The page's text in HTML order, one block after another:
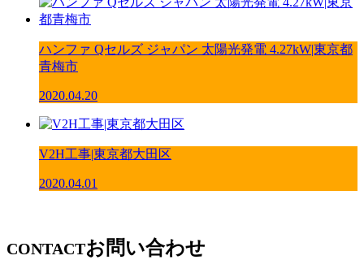
ハンファ Qセルズ ジャパン 太陽光発電 4.27kW|東京都
青梅市
2020.04.20
V2H工事|東京都大田区
2020.04.01
CONTACTお問い合わせ